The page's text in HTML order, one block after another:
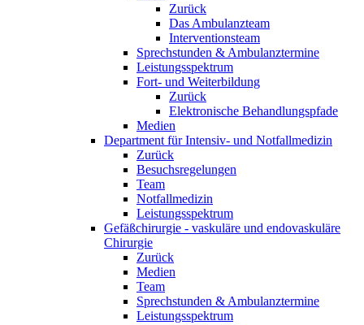
Zurück
Das Ambulanzteam
Interventionsteam
Sprechstunden & Ambulanztermine
Leistungsspektrum
Fort- und Weiterbildung
Zurück
Elektronische Behandlungspfade
Medien
Department für Intensiv- und Notfallmedizin
Zurück
Besuchsregelungen
Team
Notfallmedizin
Leistungsspektrum
Gefäßchirurgie - vaskuläre und endovaskuläre
Chirurgie
Zurück
Medien
Team
Sprechstunden & Ambulanztermine
Leistungsspektrum